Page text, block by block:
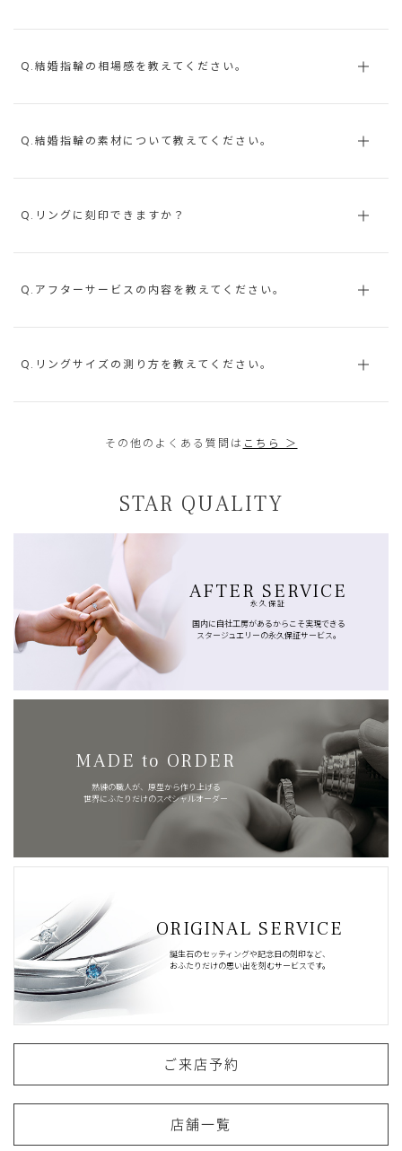
Q.結婚指輪の相場感を教えてください。
Q.結婚指輪の素材について教えてください。
Q.リングに刻印できますか？
Q.アフターサービスの内容を教えてください。
Q.リングサイズの測り方を教えてください。
その他のよくある質問は こちら ＞
STAR QUALITY
AFTER SERVICE
永久保証
国内に自社工房があるからこそ実現できる
スタージュエリーの永久保証サービス。
MADE to ORDER
熟練の職人が、原型から作り上げる
世界にふたりだけのスペシャルオーダー
ORIGINAL SERVICE
誕生石のセッティングや記念日の刻印など、
おふたりだけの思い出を刻むサービスです。
ご来店予約
店舗一覧